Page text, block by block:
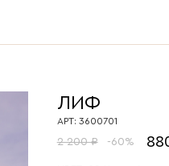
ЛИФ
АРТ: 3600701
2 200 ₽ -60%